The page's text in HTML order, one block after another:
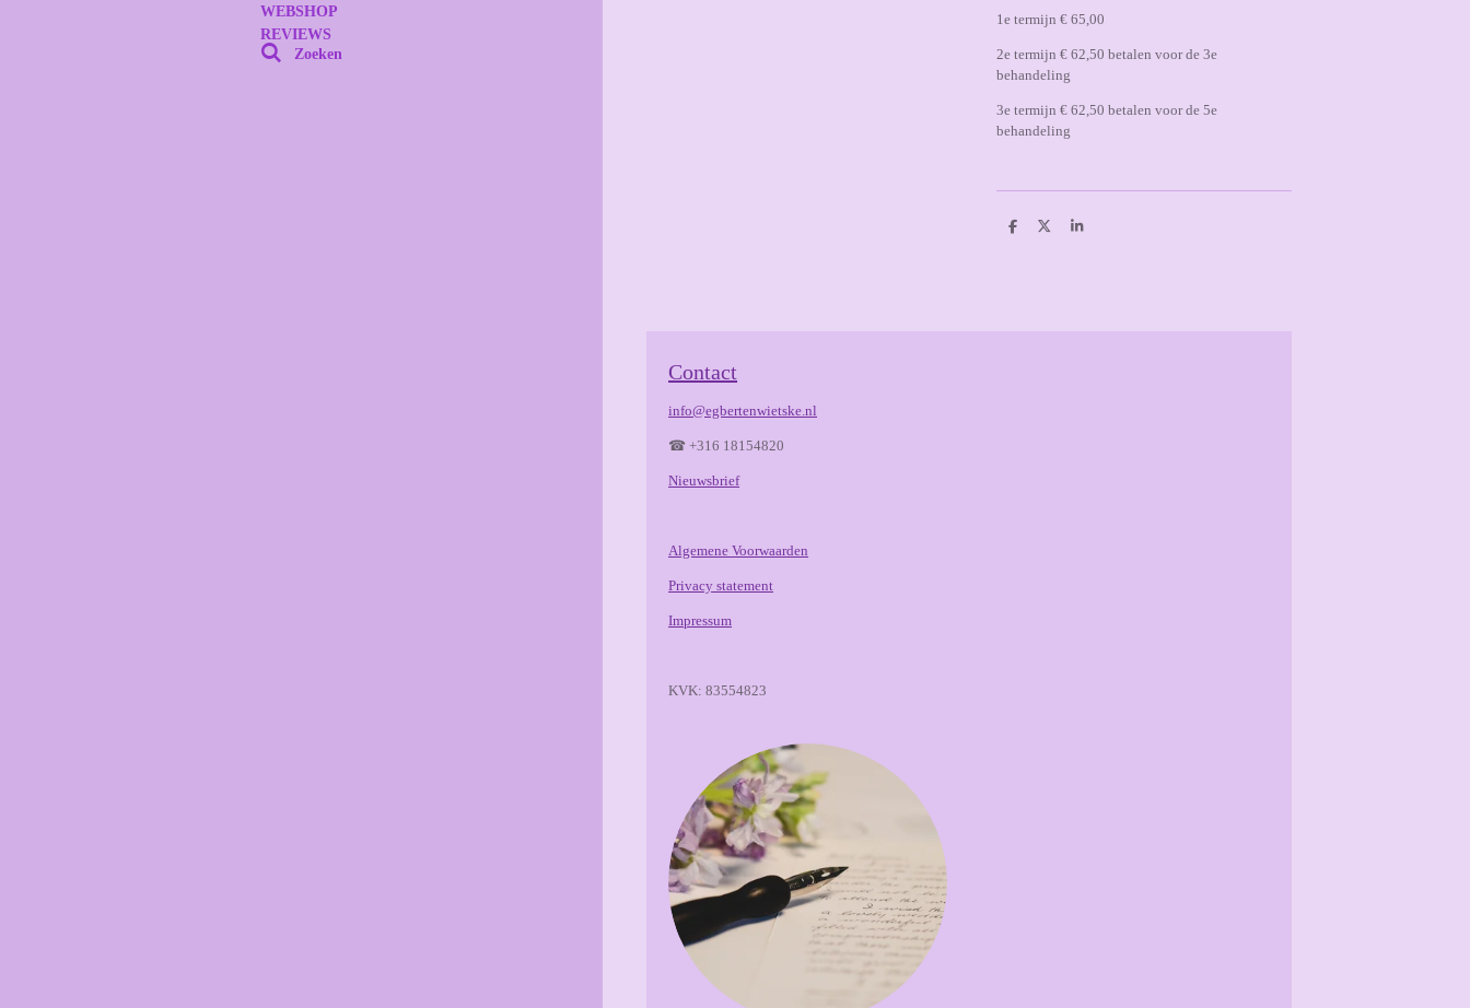
1e termijn € 65,00
2e termijn € 62,50 betalen voor de 3e
behandeling
3e termijn € 62,50 betalen voor de 5e
behandeling
D
D
S
Contact
info@egbertenwietske.nl
☎ +316 18154820
Nieuwsbrief
Algemene Voorwaarden
Privacy statement
Impressum
KVK: 83554823
WEBSHOP
REVIEWS
Zoeken